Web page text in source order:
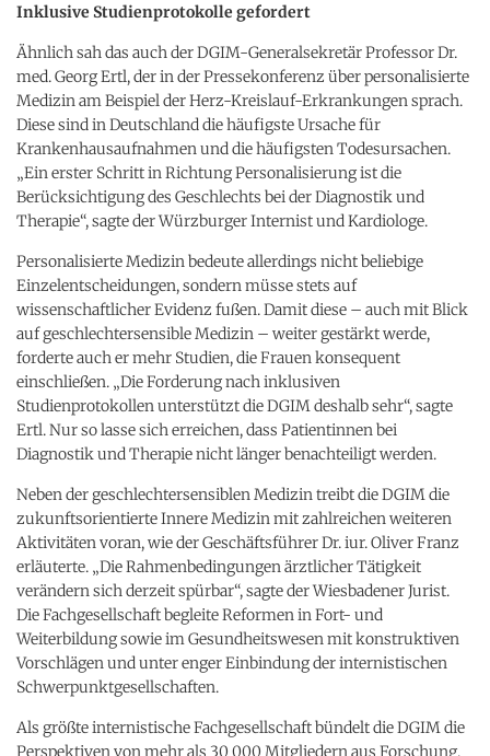
Inklusive Studienprotokolle gefordert
Ähnlich sah das auch der DGIM-Generalsekretär Professor Dr.
med. Georg Ertl, der in der Pressekonferenz über personalisierte
Medizin am Beispiel der Herz-Kreislauf-Erkrankungen sprach.
Diese sind in Deutschland die häufigste Ursache für
Krankenhausaufnahmen und die häufigsten Todesursachen.
„Ein erster Schritt in Richtung Personalisierung ist die
Berücksichtigung des Geschlechts bei der Diagnostik und
Therapie“, sagte der Würzburger Internist und Kardiologe.
Personalisierte Medizin bedeute allerdings nicht beliebige
Einzelentscheidungen, sondern müsse stets auf
wissenschaftlicher Evidenz fußen. Damit diese – auch mit Blick
auf geschlechtersensible Medizin – weiter gestärkt werde,
forderte auch er mehr Studien, die Frauen konsequent
einschließen. „Die Forderung nach inklusiven
Studienprotokollen unterstützt die DGIM deshalb sehr“, sagte
Ertl. Nur so lasse sich erreichen, dass Patientinnen bei
Diagnostik und Therapie nicht länger benachteiligt werden.
Neben der geschlechtersensiblen Medizin treibt die DGIM die
zukunftsorientierte Innere Medizin mit zahlreichen weiteren
Aktivitäten voran, wie der Geschäftsführer Dr. iur. Oliver Franz
erläuterte. „Die Rahmenbedingungen ärztlicher Tätigkeit
verändern sich derzeit spürbar“, sagte der Wiesbadener Jurist.
Die Fachgesellschaft begleite Reformen in Fort- und
Weiterbildung sowie im Gesundheitswesen mit konstruktiven
Vorschlägen und unter enger Einbindung der internistischen
Schwerpunktgesellschaften.
Als größte internistische Fachgesellschaft bündelt die DGIM die
Perspektiven von mehr als 30 000 Mitgliedern aus Forschung,